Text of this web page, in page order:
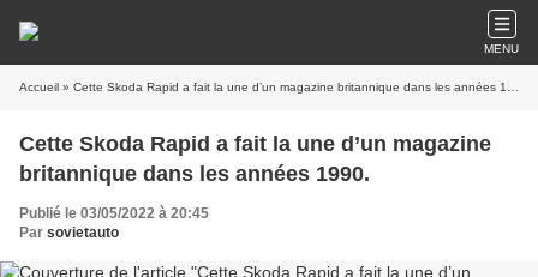
MENU
Accueil » Cette Skoda Rapid a fait la une d’un magazine britannique dans les années 1990.
Cette Skoda Rapid a fait la une d’un magazine
britannique dans les années 1990.
Publié le 03/05/2022 à 20:45
Par sovietauto